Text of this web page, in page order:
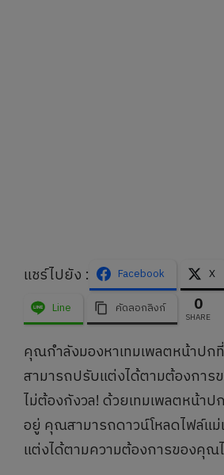
แชร์ไปยัง : Facebook X
Line
คัดลอกลิงก์ 0
SHARE
คุณกำลังมองหาเทมเพลตหน้าป
สามารถปรับแต่งได้ตามต้องการ
ไม่ต้องกังวล! ด้วยเทมเพลตหน้า
อยู่ คุณสามารถดาวน์โหลดไฟล์แ
แต่งได้ตามความต้องการของคุณ